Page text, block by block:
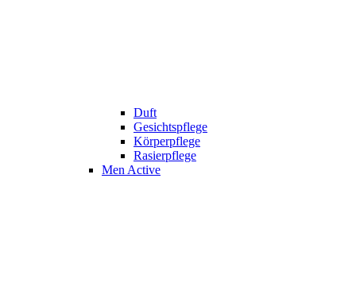
Duft
Gesichtspflege
Körperpflege
Rasierpflege
Men Active